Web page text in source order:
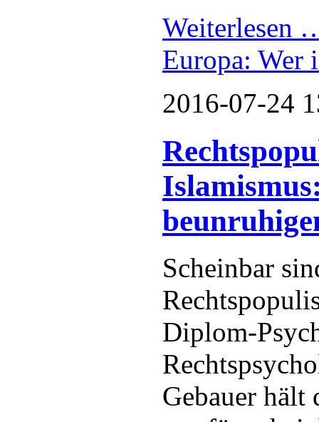
Weiterlesen
Europa: Wer
2016-07-24
Scheinbar
Diplom-
Gebauer hält